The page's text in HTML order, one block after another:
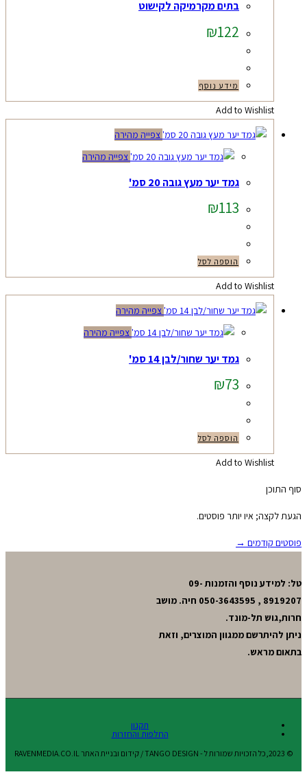
בתים מקרמיקה לקישוט
₪122
מידע נוסף
Add to Wishlist
צפייה מהירה
צפייה מהירה
גמד יער מעץ גובה 20 סמ'
₪113
הוספה לסל
Add to Wishlist
צפייה מהירה
צפייה מהירה
גמד יער שחור/לבן 14 סמ'
₪73
הוספה לסל
Add to Wishlist
סוף התוכן
הגעת לקצה; איו יותר פוסטים.
פוסטים קודמים →
טל: למידע נוסף והזמנות 09-
8919207 , 050-3643595 חיה. מושב
חרות,גוש תל-מונד.
ניתן להיתרשם ממגוון המוצרים, וזאת
בתאום מראש.
תקנון
החלפות והחזרות
© 2023,כל הזכויות שמורות ל - TANGO DESIGN / קידום ובניית האתר RAVENMEDIA.CO.IL